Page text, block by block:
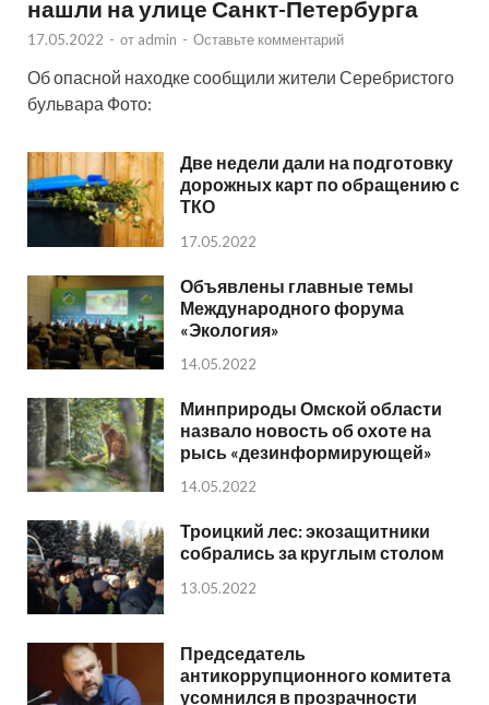
нашли на улице Санкт-Петербурга
17.05.2022 - от admin - Оставьте комментарий
Об опасной находке сообщили жители Серебристого
бульвара Фото:
Две недели дали на подготовку
дорожных карт по обращению с
ТКО
17.05.2022
Объявлены главные темы
Международного форума
«Экология»
14.05.2022
Минприроды Омской области
назвало новость об охоте на
рысь «дезинформирующей»
14.05.2022
Троицкий лес: экозащитники
собрались за круглым столом
13.05.2022
Председатель
антикоррупционного комитета
усомнился в прозрачности